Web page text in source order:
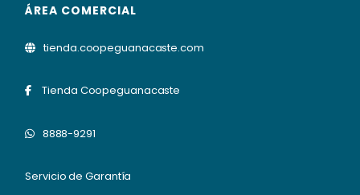
ÁREA COMERCIAL
tienda.coopeguanacaste.com
Tienda Coopeguanacaste
8888-9291
Servicio de Garantía